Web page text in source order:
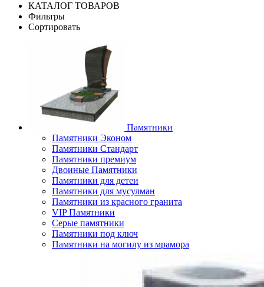
КАТАЛОГ ТОВАРОВ
Фильтры
Сортировать
Памятники
Памятники Эконом
Памятники Стандарт
Памятники премиум
Двоиные Памятники
Памятники для детеи
Памятники для мусулман
Памятники из красного гранита
VIP Памятники
Серые памятники
Памятники под ключ
Памятники на могилу из мрамора